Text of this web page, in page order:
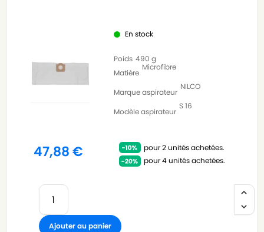
En stock
Poids 490 g
Matière
Microfibre
Marque aspirateur
NILCO
Modèle aspirateur
S 16
47,88€
pour 2 unités achetées.
pour 4 unités achetées.
Ajouter au panier